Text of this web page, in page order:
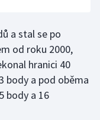
a stal se po
od roku 2000,
hranici 40
body a pod oběma
body a 16